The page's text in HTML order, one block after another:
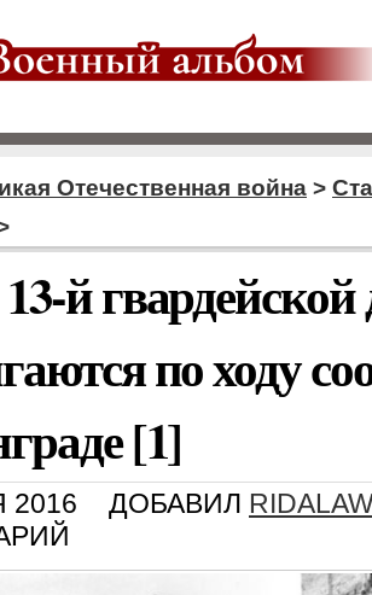
Отечественная война >
й гвардейской
по ходу
[1]
2016 ДОБАВИЛ